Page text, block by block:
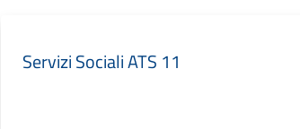
Servizi Sociali ATS 11